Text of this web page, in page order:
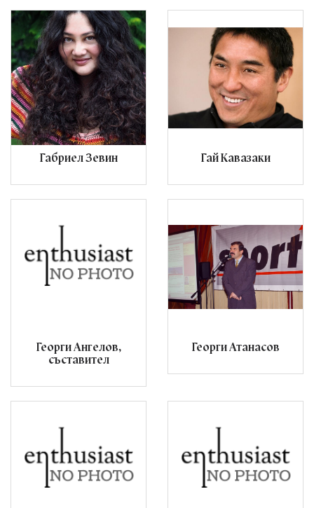
Габриел Зевин Гай Кавазаки
Георги Ангелов,
съставител
Георги Атанасов